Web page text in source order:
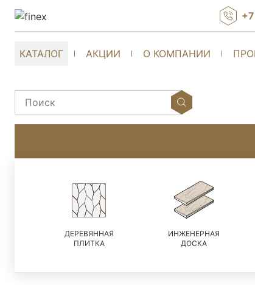
КАТАЛОГ АКЦИИ О КОМПАНИИ
ДЕРЕВЯННАЯ
ПЛИТКА
ИНЖЕНЕРНАЯ
ДОСКА